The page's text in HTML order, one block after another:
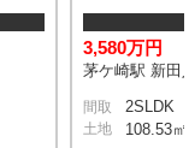
3,580万円
茅ケ崎駅 新田
間取 2SLDK
土地 108.53㎡